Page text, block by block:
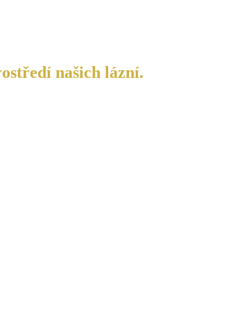
našich lázní.